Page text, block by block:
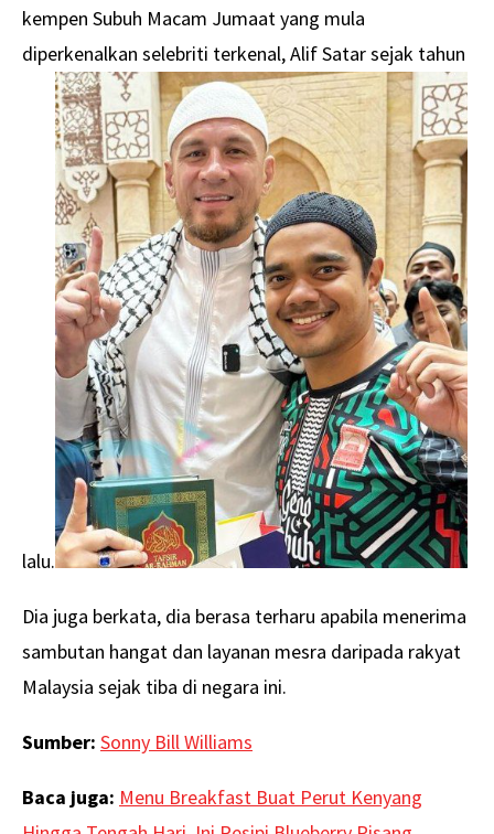
kempen Subuh Macam Jumaat yang mula
diperkenalkan selebriti terkenal, Alif Satar sejak tahun
lalu.
Dia juga berkata, dia berasa terharu apabila menerima
sambutan hangat dan layanan mesra daripada rakyat
Malaysia sejak tiba di negara ini.
Sumber: Sonny Bill Williams
Baca juga: Menu Breakfast Buat Perut Kenyang